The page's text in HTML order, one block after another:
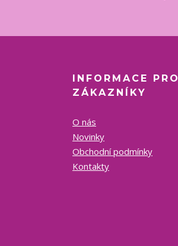
INFORMACE PRO
ZÁKAZNÍKY
O nás
Novinky
Obchodní podmínky
Kontakty